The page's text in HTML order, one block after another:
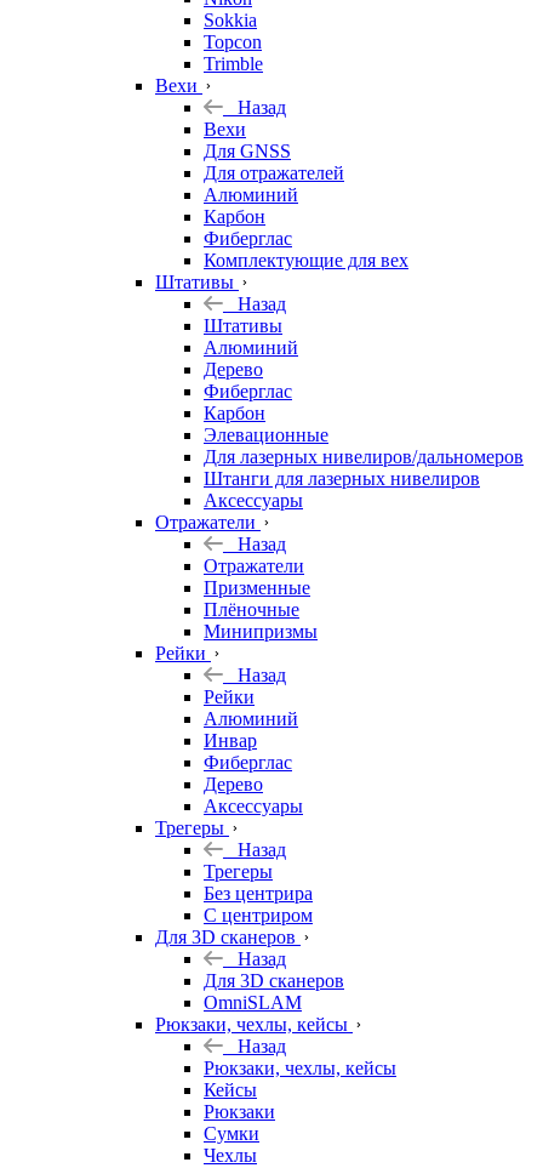
Sokkia
Topcon
Trimble
Вехи
Назад
Вехи
Для GNSS
Для отражателей
Алюминий
Карбон
Фиберглас
Комплектующие для вех
Штативы
Назад
Штативы
Алюминий
Дерево
Фиберглас
Карбон
Элевационные
Для лазерных нивелиров/дальномеров
Штанги для лазерных нивелиров
Аксессуары
Отражатели
Назад
Отражатели
Призменные
Плёночные
Минипризмы
Рейки
Назад
Рейки
Алюминий
Инвар
Фиберглас
Дерево
Аксессуары
Трегеры
Назад
Трегеры
Без центрира
С центриром
Для 3D сканеров
Назад
Для 3D сканеров
OmniSLAM
Рюкзаки, чехлы, кейсы
Назад
Рюкзаки, чехлы, кейсы
Кейсы
Рюкзаки
Сумки
Чехлы